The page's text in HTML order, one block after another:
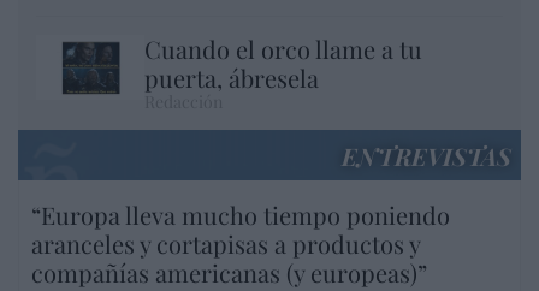
Cuando el orco llame a tu
puerta, ábresela
ENTREVISTAS
“Europa lleva mucho tiempo poniendo
aranceles y cortapisas a productos y
compañías americanas (y europeas)”